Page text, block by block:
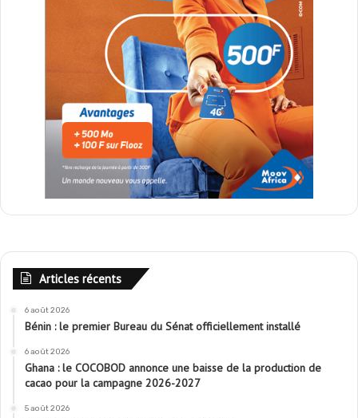
Articles récents
6 août 2026
Bénin : le premier Bureau du Sénat officiellement installé
6 août 2026
Ghana : le COCOBOD annonce une baisse de la production de
cacao pour la campagne 2026-2027
5 août 2026